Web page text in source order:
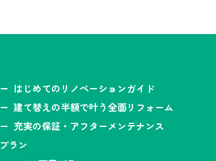
はじめてのリノベーションガイド
建て替えの半額で叶う全面リフォーム
充実の保証・アフターメンテナンス
プラン